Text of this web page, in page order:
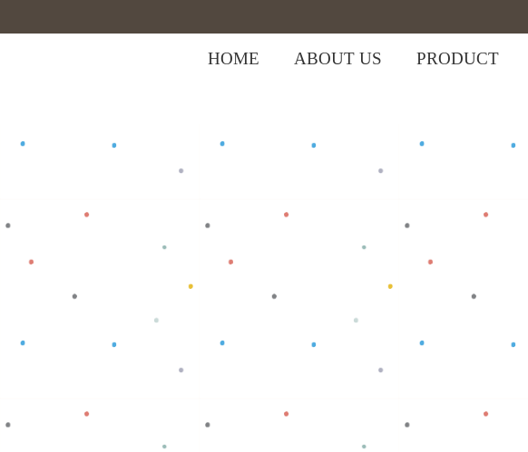
HOME ABOUT US PRODUCT
Shop> Celana Bayi Celana Panjang